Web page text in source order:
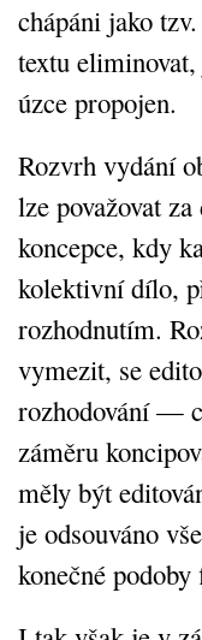
chápáni jako
textu
úzce propojen.
Rozvrh vydání
lze považovat
koncepce, kdy
kolektivní dílo,
rozhodnutím.
vymezit, se
rozhodování —
záměru
měly být
je odsouváno
konečné